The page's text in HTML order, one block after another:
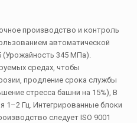
производство и контроль
автоматической
(Урожайность 345 МПа).
средах, чтобы
продление срока службы
стресса башни на 15%), В
1–2 Гц. Интегрированные блоки
следует ISO 9001